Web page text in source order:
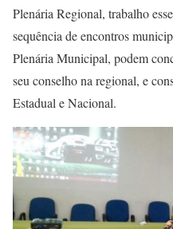
Plenária Regional, trabalho
sequência de encontros
Plenária Municipal, podem
seu conselho na regional, e
Estadual e Nacional.